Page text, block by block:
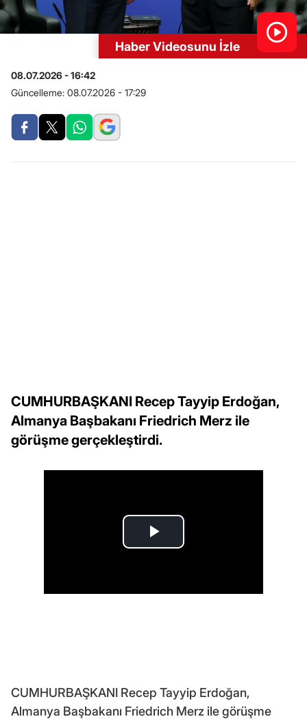
Haber Videosunu İzle
08.07.2026 - 16:42
Güncelleme: 08.07.2026 - 17:29
CUMHURBAŞKANI Recep Tayyip Erdoğan,
Almanya Başbakanı Friedrich Merz ile
görüşme gerçekleştirdi.
CUMHURBAŞKANI Recep Tayyip Erdoğan,
Almanya Başbakanı Friedrich Merz ile görüşme